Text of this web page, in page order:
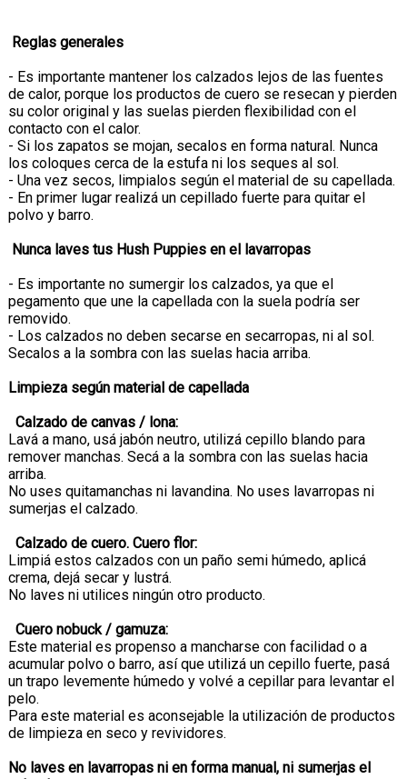
Reglas generales
- Es importante mantener los calzados lejos de las fuentes
de calor, porque los productos de cuero se resecan y pierden
su color original y las suelas pierden flexibilidad con el
contacto con el calor.
- Si los zapatos se mojan, secalos en forma natural. Nunca
los coloques cerca de la estufa ni los seques al sol.
- Una vez secos, limpialos según el material de su capellada.
- En primer lugar realizá un cepillado fuerte para quitar el
polvo y barro.
Nunca laves tus Hush Puppies en el lavarropas
- Es importante no sumergir los calzados, ya que el
pegamento que une la capellada con la suela podría ser
removido.
- Los calzados no deben secarse en secarropas, ni al sol.
Secalos a la sombra con las suelas hacia arriba.
Limpieza según material de capellada
Calzado de canvas / lona:
Lavá a mano, usá jabón neutro, utilizá cepillo blando para
remover manchas. Secá a la sombra con las suelas hacia
arriba.
No uses quitamanchas ni lavandina. No uses lavarropas ni
sumerjas el calzado.
Calzado de cuero. Cuero flor:
Limpiá estos calzados con un paño semi húmedo, aplicá
crema, dejá secar y lustrá.
No laves ni utilices ningún otro producto.
Cuero nobuck / gamuza:
Este material es propenso a mancharse con facilidad o a
acumular polvo o barro, así que utilizá un cepillo fuerte, pasá
un trapo levemente húmedo y volvé a cepillar para levantar el
pelo.
Para este material es aconsejable la utilización de productos
de limpieza en seco y revividores.
No laves en lavarropas ni en forma manual, ni sumerjas el